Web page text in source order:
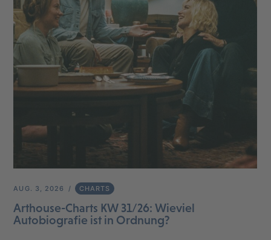
AUG. 3, 2026 CHARTS
Arthouse-Charts KW 31/26: Wieviel
Autobiografie ist in Ordnung?